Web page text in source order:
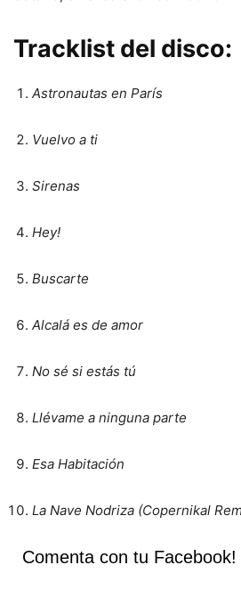
Tracklist del disco:
Astronautas en París
Vuelvo a ti
Sirenas
Hey!
Buscarte
Alcalá es de amor
No sé si estás tú
Llévame a ninguna parte
Esa Habitación
La Nave Nodriza (Copernikal
Comenta con tu Facebook!